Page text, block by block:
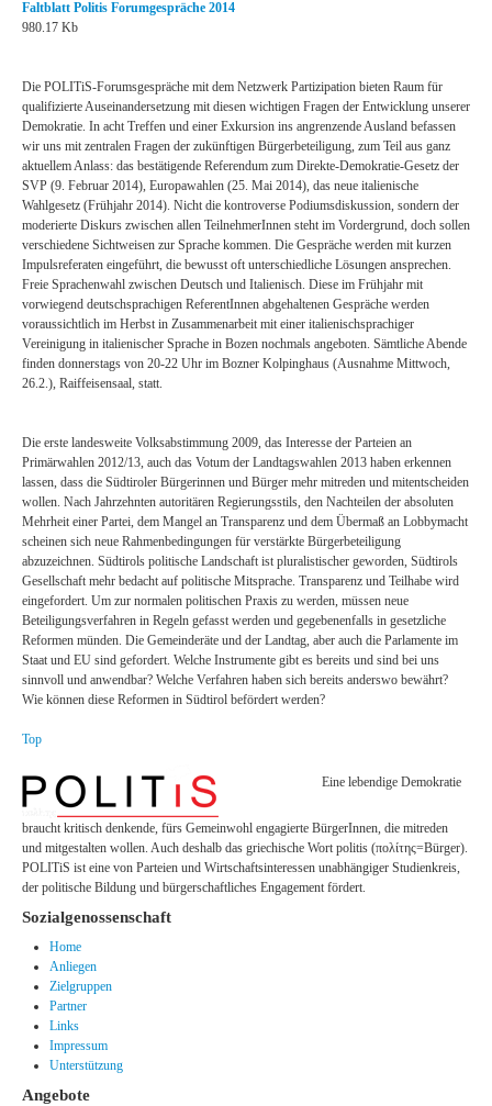
Faltblatt Politis Forumgespräche 2014
980.17 Kb
Die POLITiS-Forumsgespräche mit dem Netzwerk Partizipation bieten Raum für
qualifizierte Auseinandersetzung mit diesen wichtigen Fragen der Entwicklung unserer
Demokratie. In acht Treffen und einer Exkursion ins angrenzende Ausland befassen
wir uns mit zentralen Fragen der zukünftigen Bürgerbeteiligung, zum Teil aus ganz
aktuellem Anlass: das bestätigende Referendum zum Direkte-Demokratie-Gesetz der
SVP (9. Februar 2014), Europawahlen (25. Mai 2014), das neue italienische
Wahlgesetz (Frühjahr 2014). Nicht die kontroverse Podiumsdiskussion, sondern der
moderierte Diskurs zwischen allen TeilnehmerInnen steht im Vordergrund, doch sollen
verschiedene Sichtweisen zur Sprache kommen. Die Gespräche werden mit kurzen
Impulsreferaten eingeführt, die bewusst oft unterschiedliche Lösungen ansprechen.
Freie Sprachenwahl zwischen Deutsch und Italienisch. Diese im Frühjahr mit
vorwiegend deutschsprachigen ReferentInnen abgehaltenen Gespräche werden
voraussichtlich im Herbst in Zusammenarbeit mit einer italienischsprachiger
Vereinigung in italienischer Sprache in Bozen nochmals angeboten. Sämtliche Abende
finden donnerstags von 20-22 Uhr im Bozner Kolpinghaus (Ausnahme Mittwoch,
26.2.), Raiffeisensaal, statt.
Die erste landesweite Volksabstimmung 2009, das Interesse der Parteien an
Primärwahlen 2012/13, auch das Votum der Landtagswahlen 2013 haben erkennen
lassen, dass die Südtiroler Bürgerinnen und Bürger mehr mitreden und mitentscheiden
wollen. Nach Jahrzehnten autoritären Regierungsstils, den Nachteilen der absoluten
Mehrheit einer Partei, dem Mangel an Transparenz und dem Übermaß an Lobbymacht
scheinen sich neue Rahmenbedingungen für verstärkte Bürgerbeteiligung
abzuzeichnen. Südtirols politische Landschaft ist pluralistischer geworden, Südtirols
Gesellschaft mehr bedacht auf politische Mitsprache. Transparenz und Teilhabe wird
eingefordert. Um zur normalen politischen Praxis zu werden, müssen neue
Beteiligungsverfahren in Regeln gefasst werden und gegebenenfalls in gesetzliche
Reformen münden. Die Gemeinderäte und der Landtag, aber auch die Parlamente im
Staat und EU sind gefordert. Welche Instrumente gibt es bereits und sind bei uns
sinnvoll und anwendbar? Welche Verfahren haben sich bereits anderswo bewährt?
Wie können diese Reformen in Südtirol befördert werden?
Top
Eine lebendige Demokratie
braucht kritisch denkende, fürs Gemeinwohl engagierte BürgerInnen, die mitreden
und mitgestalten wollen. Auch deshalb das griechische Wort politis (πολίτης=Bürger).
POLITiS ist eine von Parteien und Wirtschaftsinteressen unabhängiger Studienkreis,
der politische Bildung und bürgerschaftliches Engagement fördert.
Sozialgenossenschaft
Home
Anliegen
Zielgruppen
Partner
Links
Impressum
Unterstützung
Angebote